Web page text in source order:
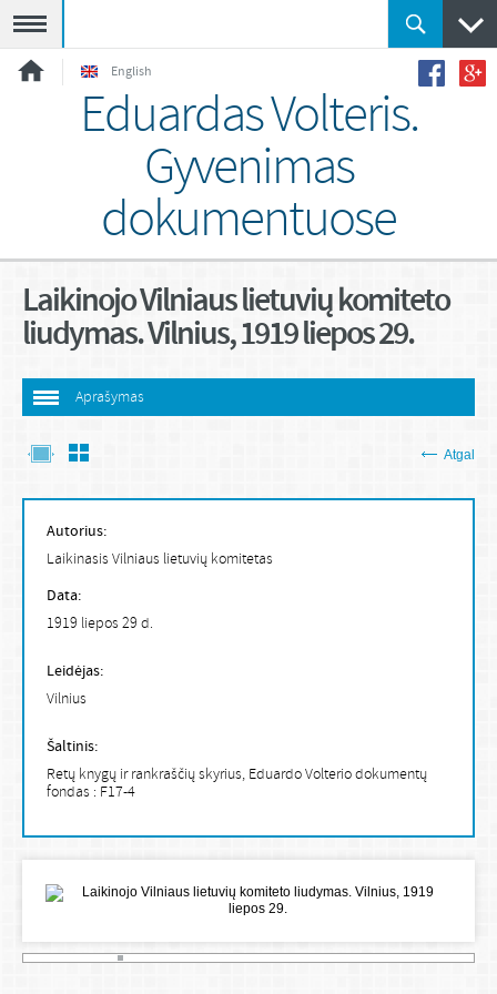
English
Eduardas Volteris.
Gyvenimas
dokumentuose
Laikinojo Vilniaus lietuvių komiteto
liudymas. Vilnius, 1919 liepos 29.
Aprašymas
Atgal
Autorius:
Laikinasis Vilniaus lietuvių komitetas
Data:
1919 liepos 29 d.
Leidėjas:
Vilnius
Šaltinis:
Retų knygų ir rankraščių skyrius, Eduardo Volterio dokumentų
fondas : F17-4